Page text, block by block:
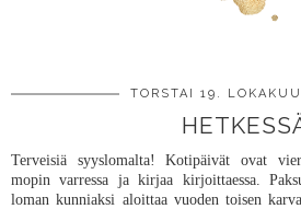
TORSTAI 19.
Terveisiä syyslomalta! Kotipäivät ovat
mopin varressa ja kirjaa kirjoittaessa.
loman kunniaksi aloittaa vuoden toisen